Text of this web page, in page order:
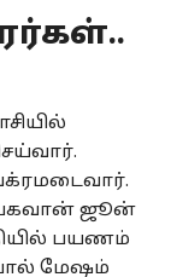
பகவான் ஜூன்
பயணம்
மேஷம்